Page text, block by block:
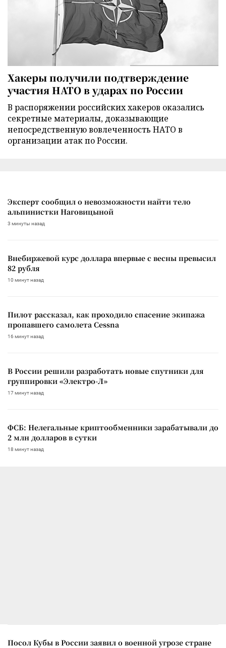
Хакеры получили подтверждение
участия НАТО в ударах по России
В распоряжении российских хакеров оказались
секретные материалы, доказывающие
непосредственную вовлеченность НАТО в
организации атак по России.
Эксперт сообщил о невозможности найти тело
альпинистки Наговицыной
3 минуты назад
Внебиржевой курс доллара впервые с весны превысил
82 рубля
10 минут назад
Пилот рассказал, как проходило спасение экипажа
пропавшего самолета Cessna
16 минут назад
В России решили разработать новые спутники для
группировки «Электро-Л»
17 минут назад
ФСБ: Нелегальные криптообменники зарабатывали до
2 млн долларов в сутки
18 минут назад
Посол Кубы в России заявил о военной угрозе стране